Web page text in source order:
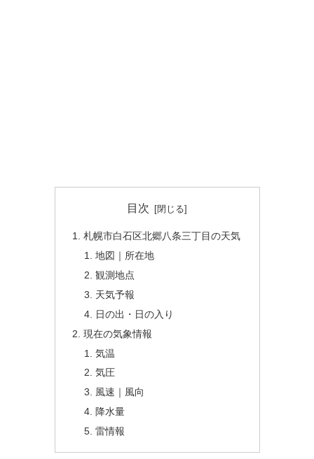
目次
札幌市白石区北郷八条三丁目の天気
地図｜所在地
観測地点
天気予報
日の出・日の入り
現在の気象情報
気温
気圧
風速｜風向
降水量
雷情報